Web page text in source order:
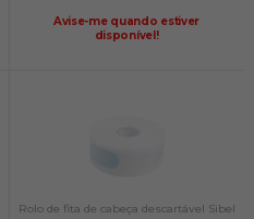
Avise-me quando estiver
disponível!
Rolo de fita de cabeça descartável Sibel